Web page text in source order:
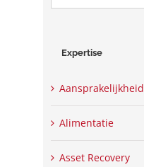
naar:
Expertise
Aansprakelijkheid
Alimentatie
Asset Recovery